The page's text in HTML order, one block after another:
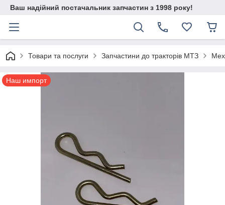
Ваш надійний постачальник запчастин з 1998 року!
Товари та послуги Запчастини до тракторів МТЗ
Наш импорт